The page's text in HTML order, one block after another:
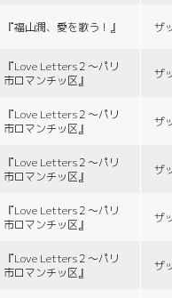
『福山潤、愛を歌う！』 ザ
『Love Letters２〜パリ
市ロマンチッ区』
ザ
『Love Letters２〜パリ
市ロマンチッ区』
ザ
『Love Letters２〜パリ
市ロマンチッ区』
ザ
『Love Letters２〜パリ
市ロマンチッ区』
ザ
『Love Letters２〜パリ
市ロマンチッ区』
ザ